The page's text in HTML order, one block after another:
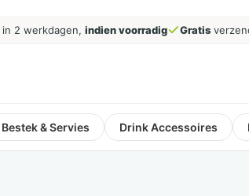
2 werkdagen, indien voorradig Gratis
Bestek & Servies Drink Accessoires